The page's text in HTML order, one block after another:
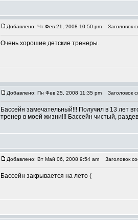
Добавлено: Чт Фев 21, 2008 10:50 pm Заголовок
Очень хорошие детские тренеры.
Добавлено: Пн Фев 25, 2008 11:35 pm Заголовок
Бассейн замечательный!!! Получил в 13 лет
тренер в моей жизни!!! Бассейн чистый,
Добавлено: Вт Май 06, 2008 9:54 am Заголовок
Бассейн закрывается на лето (